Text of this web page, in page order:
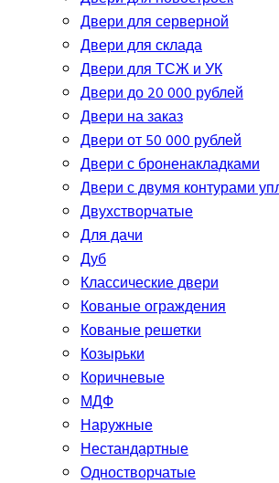
Двери для серверной
Двери для склада
Двери для ТСЖ и УК
Двери до 20 000 рублей
Двери на заказ
Двери от 50 000 рублей
Двери с броненакладками
Двери с двумя контурами
Двухстворчатые
Для дачи
Дуб
Классические двери
Кованые ограждения
Кованые решетки
Козырьки
Коричневые
МДФ
Наружные
Нестандартные
Одностворчатые